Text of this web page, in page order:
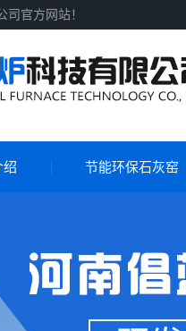
官方网站！
绍 节能环保石灰窑